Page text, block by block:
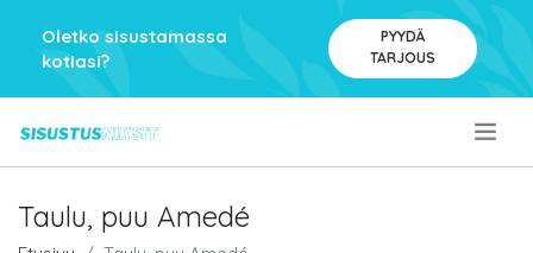
Oletko sisustamassa
kotiasi?
PYYDÄ
TARJOUS
Taulu, puu Amedé